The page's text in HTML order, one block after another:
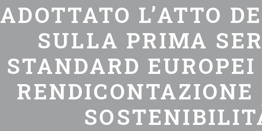
ADOTTATO L’ATTO
SULLA PRIMA
STANDARD
RENDICONTAZIONE